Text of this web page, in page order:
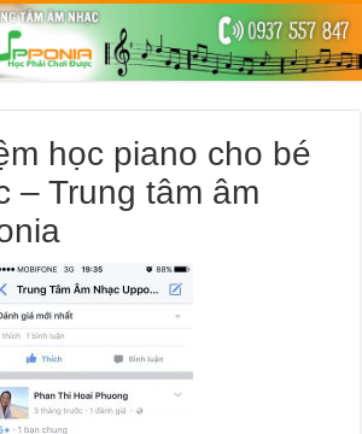
học piano cho bé
– Trung tâm âm